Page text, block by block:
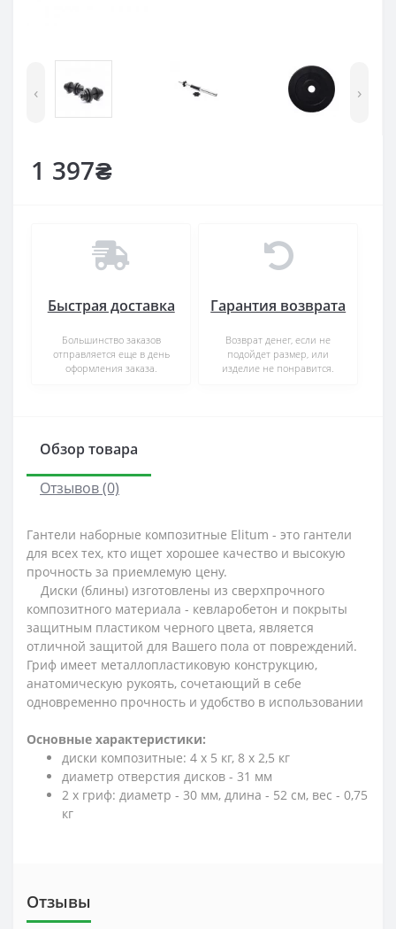
‹ ›
1 397₴
Быстрая доставка
Большинство заказов
отправляется еще в день
оформления заказа.
Гарантия возврата
Возврат денег, если не
подойдет размер, или
изделие не понравится.
Обзор товара
Отзывов (0)
Гантели наборные композитные Elitum - это гантели
для всех тех, кто ищет хорошее качество и высокую
прочность за приемлемую цену.
Диски (блины) изготовлены из сверхпрочного
композитного материала - кевларобетон и покрыты
защитным пластиком черного цвета, является
отличной защитой для Вашего пола от повреждений.
Гриф имеет металлопластиковую конструкцию,
анатомическую рукоять, сочетающий в себе
одновременно прочность и удобство в использовании
Основные характеристики:
диски композитные: 4 х 5 кг, 8 х 2,5 кг
диаметр отверстия дисков - 31 мм
2 х гриф: диаметр - 30 мм, длина - 52 см, вес - 0,75
кг
Отзывы